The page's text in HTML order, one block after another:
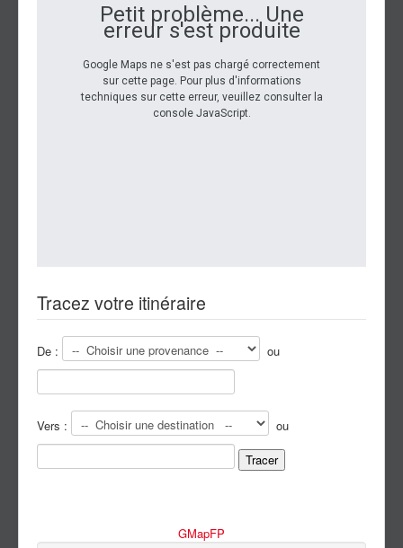
Petit problème... Une
erreur s'est produite
Google Maps ne s'est pas chargé correctement
sur cette page. Pour plus d'informations
techniques sur cette erreur, veuillez consulter la
console JavaScript.
Tracez votre itinéraire
De : ou
Vers : ou
GMapFP